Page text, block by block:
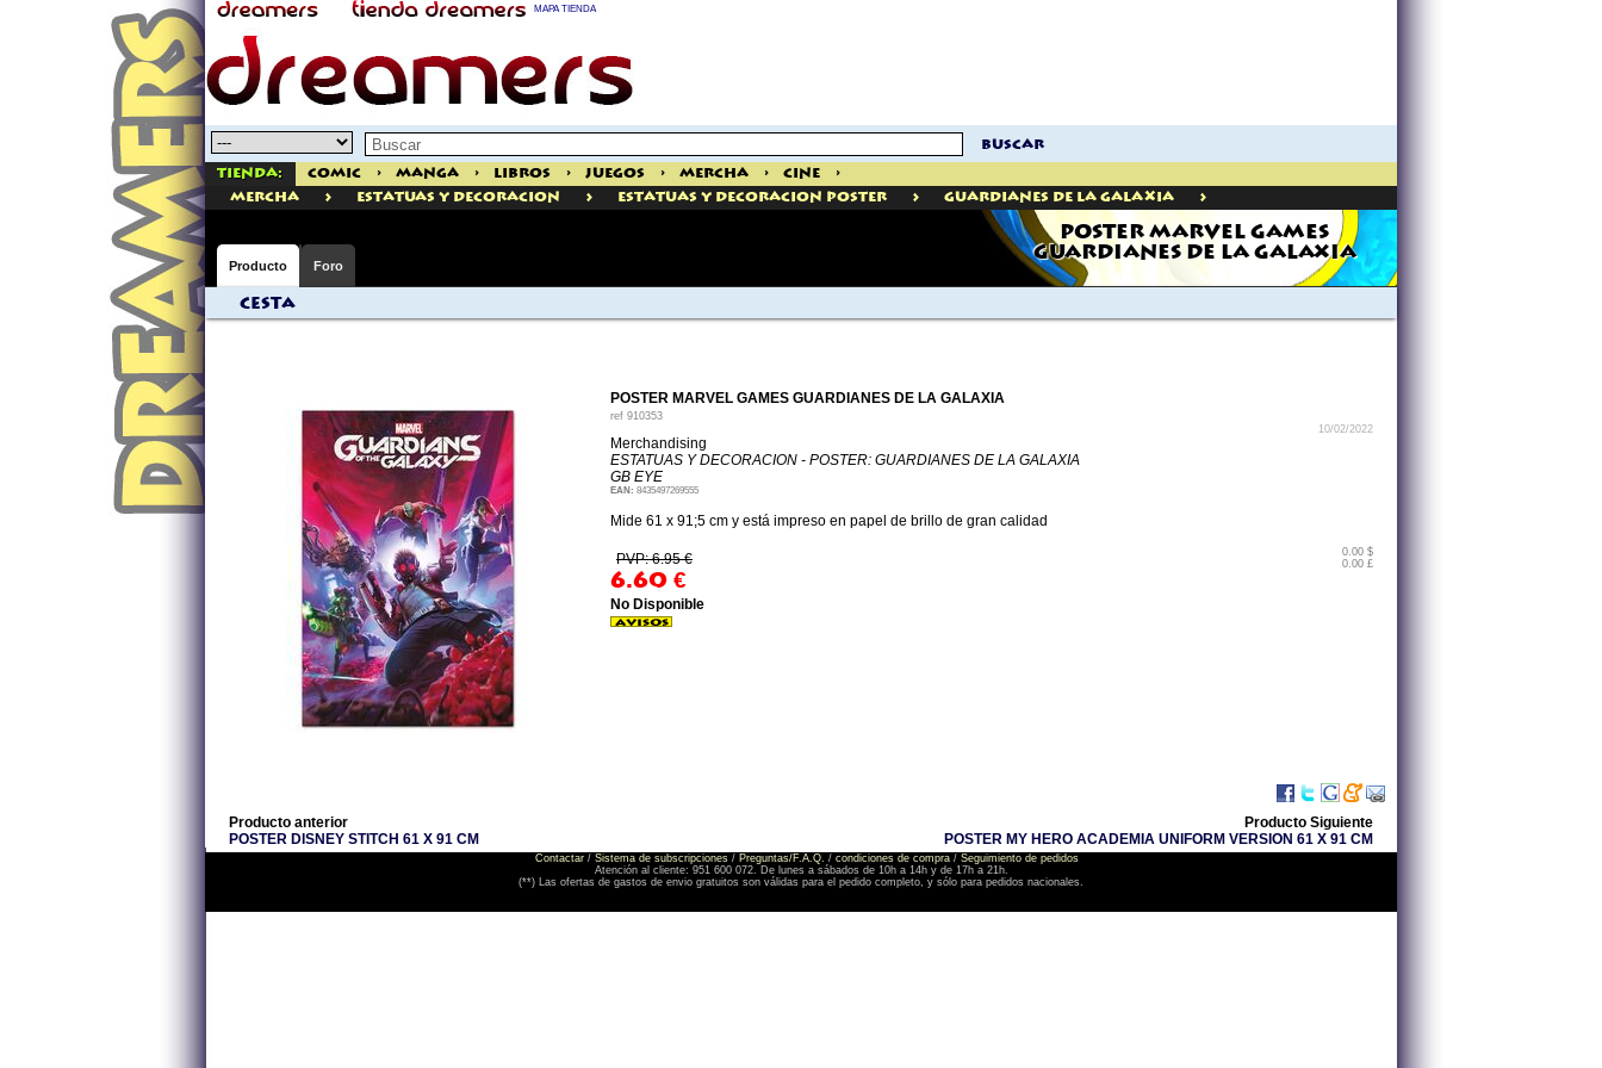
MAPA TIENDA
buscar
Tienda: Comic > Manga > Libros > Juegos > Mercha > Cine
>
mercha
> ESTATUAS Y DECORACION > Estatuas Y Decoracion Poster > Guardianes De La Galaxia >
POSTER MARVEL GAMES
GUARDIANES DE LA GALAXIA
Producto Foro
Cesta
POSTER MARVEL GAMES GUARDIANES DE LA GALAXIA
ref 910353
10/02/2022
Merchandising
ESTATUAS Y DECORACION - POSTER: GUARDIANES DE LA GALAXIA
GB EYE
EAN: 8435497269555
Mide 61 x 91;5 cm y está impreso en papel de brillo de gran calidad
PVP: 6.95 €
6.60 €
0.00 $
0.00 £
No Disponible
Producto anterior
POSTER DISNEY STITCH 61 X 91 CM
Producto Siguiente
POSTER MY HERO ACADEMIA UNIFORM VERSION 61 X 91 CM
Contactar / Sistema de subscripciones / Preguntas/F.A.Q. / condiciones de compra / Seguimiento de pedidos
Atención al cliente: 951 600 072. De lunes a sábados de 10h a 14h y de 17h a 21h.
(**) Las ofertas de gastos de envio gratuitos son válidas para el pedido completo, y sólo para pedidos nacionales.